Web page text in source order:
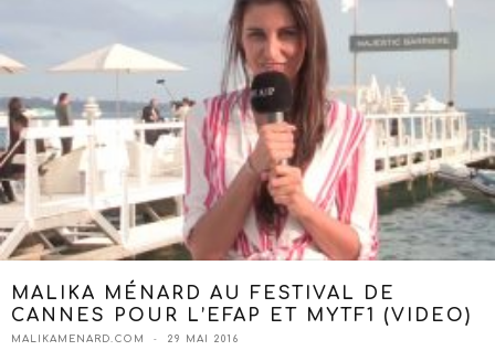
MALIKA MÉNARD AU FESTIVAL DE
CANNES POUR L’EFAP ET MYTF1 (VIDEO)
MALIKAMENARD.COM 29 MAI 2016